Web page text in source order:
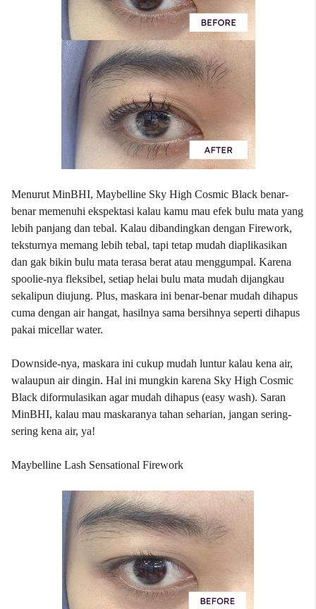
Menurut MinBHI, Maybelline Sky High Cosmic Black benar-
benar memenuhi ekspektasi kalau kamu mau efek bulu mata yang
lebih panjang dan tebal. Kalau dibandingkan dengan Firework,
teksturnya memang lebih tebal, tapi tetap mudah diaplikasikan
dan gak bikin bulu mata terasa berat atau menggumpal. Karena
spoolie-nya fleksibel, setiap helai bulu mata mudah dijangkau
sekalipun diujung. Plus, maskara ini benar-benar mudah dihapus
cuma dengan air hangat, hasilnya sama bersihnya seperti dihapus
pakai micellar water.
Downside-nya, maskara ini cukup mudah luntur kalau kena air,
walaupun air dingin. Hal ini mungkin karena Sky High Cosmic
Black diformulasikan agar mudah dihapus (easy wash). Saran
MinBHI, kalau mau maskaranya tahan seharian, jangan sering-
sering kena air, ya!
Maybelline Lash Sensational Firework